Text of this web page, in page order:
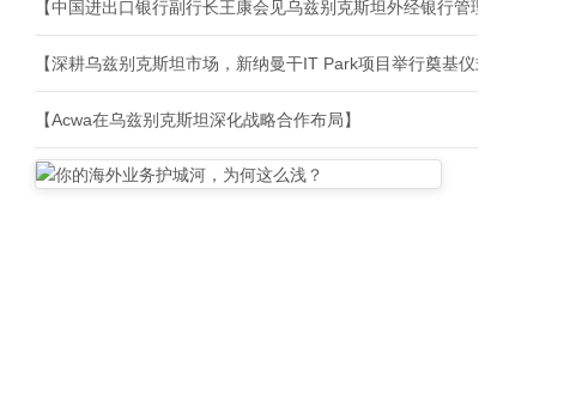
【深耕乌兹别克斯坦市场，新纳曼干IT Park项目举行奠基仪式】
【Acwa在乌兹别克斯坦深化战略合作布局】